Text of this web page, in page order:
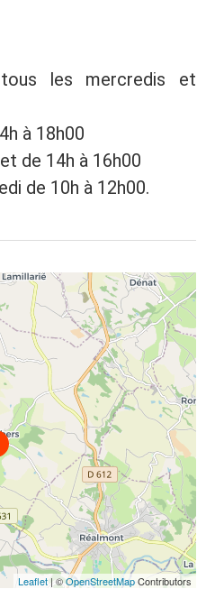
les mercredis et
à 18h00
de 14h à 16h00
de 10h à 12h00.
Leaflet| ©OpenStreetMapContributors